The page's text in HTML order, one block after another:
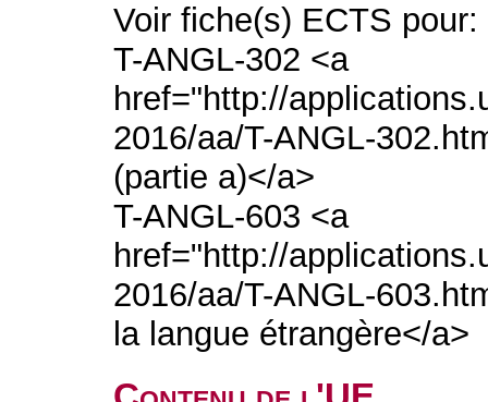
Voir fiche(s) ECTS pour:
T-ANGL-302 <a
href="http://
2016/aa/T-ANGL-
(partie a)</a>
T-ANGL-603 <a
href="http://
2016/aa/T-ANGL-
la langue étrangère</a>